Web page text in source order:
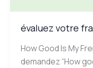
évaluez votre
How Good Is My
demandez “How